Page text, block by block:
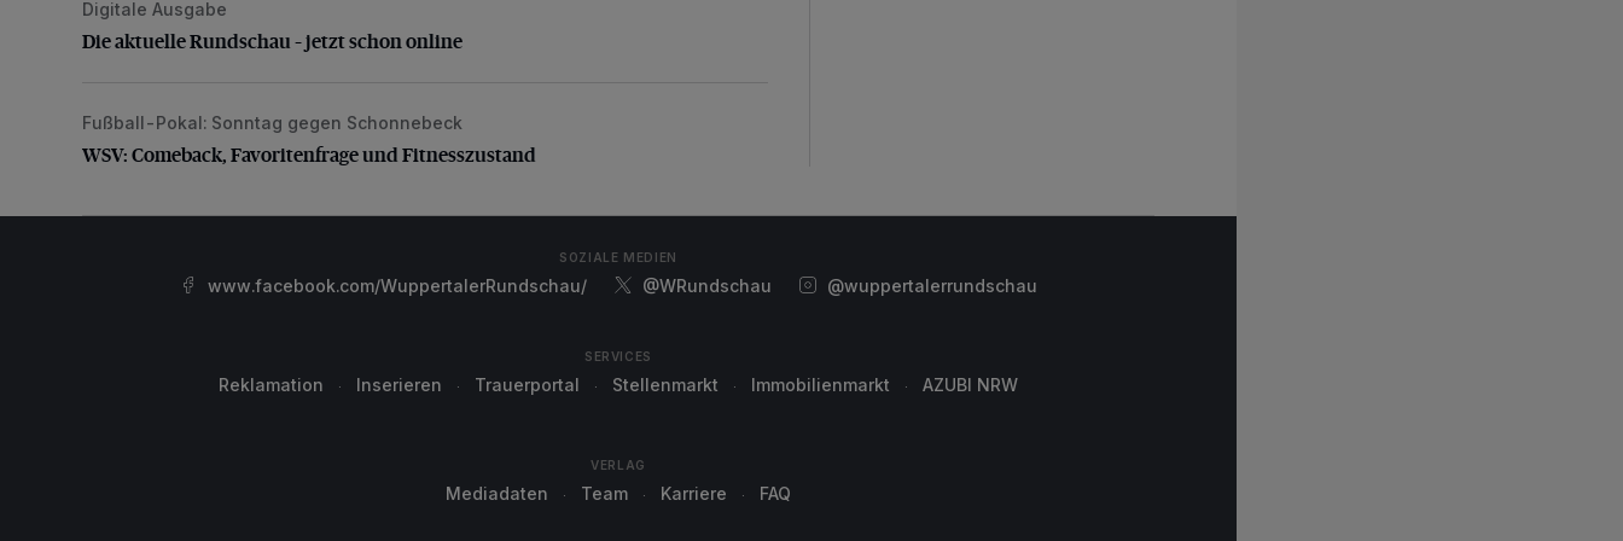
Die aktuelle Rundschau – jetzt schon online
Digitale Ausgabe
Die aktuelle Rundschau – jetzt schon online
WSV: Comeback, Favoritenfrage und Fitnesszustand
Fußball-Pokal: Sonntag gegen Schonnebeck
WSV: Comeback, Favoritenfrage und Fitnesszustand
SOZIALE MEDIEN
www.facebook.com/WuppertalerRundschau/ @WRundschau @wuppertalerrundschau
SERVICES
Reklamation Inserieren Trauerportal Stellenmarkt Immobilienmarkt AZUBI NRW
VERLAG
Mediadaten Team Karriere FAQ